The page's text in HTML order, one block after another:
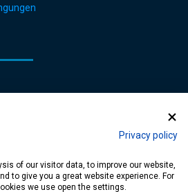
Privacy policy
of our visitor data, to improve our website,
to give you a great website experience. For
we use open the settings.